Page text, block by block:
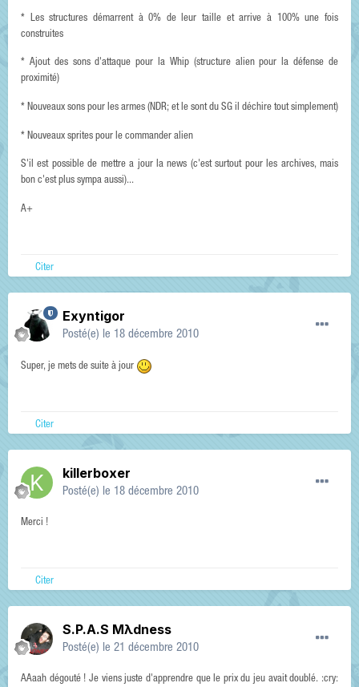
* Les structures démarrent à 0% de leur taille et arrive à 100% une fois
construites
* Ajout des sons d'attaque pour la Whip (structure alien pour la défense de
proximité)
* Nouveaux sons pour les armes (NDR; et le sont du SG il déchire tout simplement)
* Nouveaux sprites pour le commander alien
S'il est possible de mettre a jour la news (c'est surtout pour les archives, mais
bon c'est plus sympa aussi)...
A+
Citer
Exyntigor
Posté(e) le 18 décembre 2010
Super, je mets de suite à jour
Citer
killerboxer
Posté(e) le 18 décembre 2010
Merci !
Citer
S.P.A.S Mλdness
Posté(e) le 21 décembre 2010
AAaah dégouté ! Je viens juste d'apprendre que le prix du jeu avait doublé. :cry: